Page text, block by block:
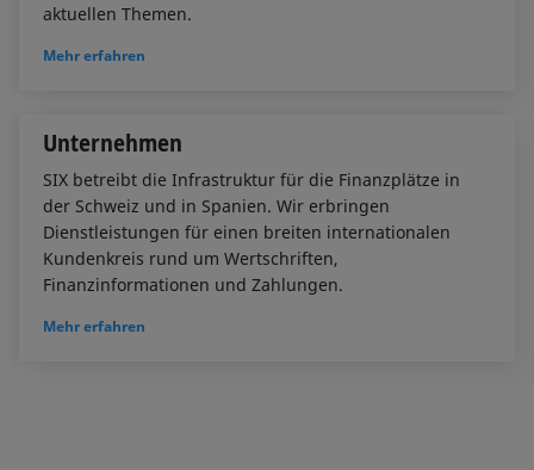
aktuellen Themen.
Mehr erfahren
Unternehmen
SIX betreibt die Infrastruktur für die Finanzplätze in
der Schweiz und in Spanien. Wir erbringen
Dienstleistungen für einen breiten internationalen
Kundenkreis rund um Wertschriften,
Finanzinformationen und Zahlungen.
Mehr erfahren